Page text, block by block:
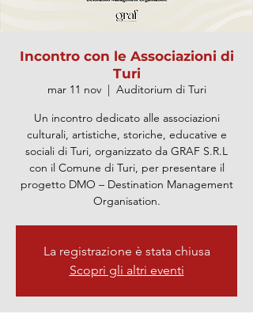
Incontro con le Associazioni di
Turi
mar 11 nov
  |
Auditorium di Turi
Un incontro dedicato alle associazioni
culturali, artistiche, storiche, educative e
sociali di Turi, organizzato da GRAF S.R.L
con il Comune di Turi, per presentare il
progetto DMO – Destination Management
Organisation.
La registrazione è stata chiusa
Scopri gli altri eventi